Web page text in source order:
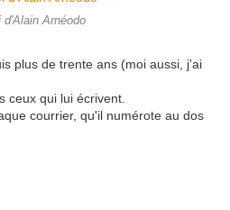
d'Alain Arnéodo
plus de trente ans (moi aussi, j'ai
ceux qui lui écrivent.
courrier, qu'il numérote au dos